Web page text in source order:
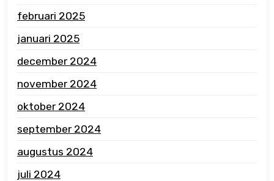
februari 2025
januari 2025
december 2024
november 2024
oktober 2024
september 2024
augustus 2024
juli 2024